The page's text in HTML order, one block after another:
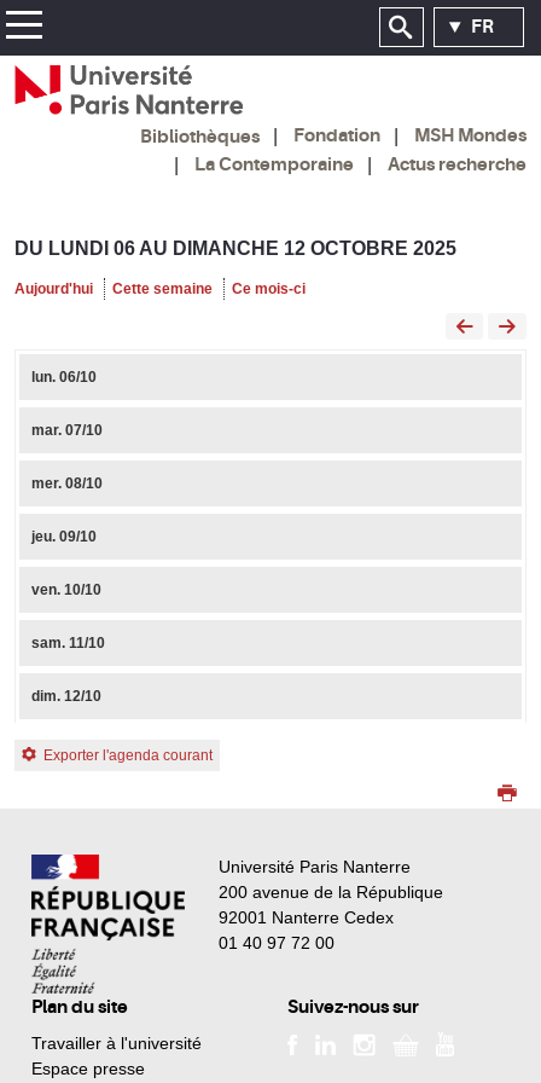
FR
Bibliothèques Fondation
MSH Mondes
La Contemporaine
Actus recherche
DU LUNDI 06 AU DIMANCHE 12 OCTOBRE 2025
Aujourd'hui Cette semaine Ce mois-ci
lun.06/10
mar.07/10
mer.08/10
jeu.09/10
ven.10/10
sam.11/10
dim.12/10
Exporter l'agenda courant
Université Paris Nanterre
200 avenue de la République
92001 Nanterre Cedex
01 40 97 72 00
Plan du site
Travailler à l'université
Espace presse
Suivez-nous sur